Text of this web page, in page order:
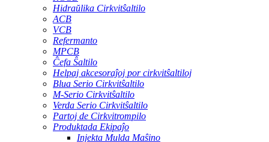
Hidraŭlika Cirkvitŝaltilo
ACB
VCB
Refermanto
MPCB
Ĉefa Ŝaltilo
Helpaj akcesoraĵoj por cirkvitŝaltiloj
Blua Serio Cirkvitŝaltilo
M-Serio Cirkvitŝaltilo
Verda Serio Cirkvitŝaltilo
Partoj de Cirkvitrompilo
Produktada Ekipaĵo
Injekta Mulda Maŝino